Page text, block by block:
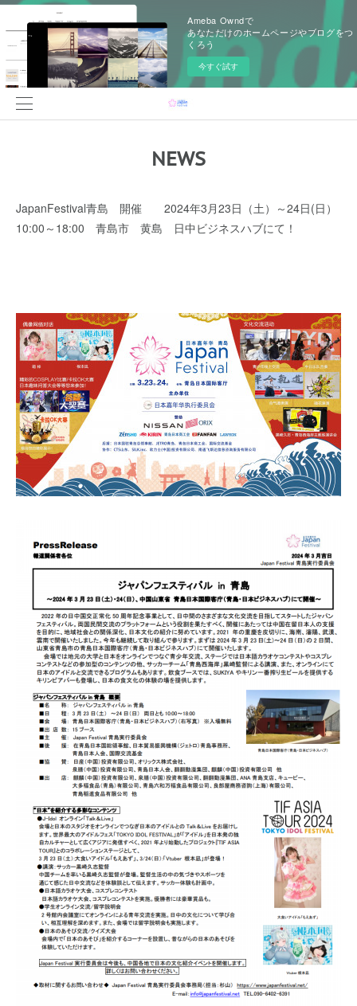
Ameba Owndで
あなただけのホームページやブログをつ
くろう
今すぐ試す
NEWS
JapanFestival青島 開催 2024年3月23日（土）～24日(日）
10:00～18:00 青島市 黄島 日中ビジネスハブにて！